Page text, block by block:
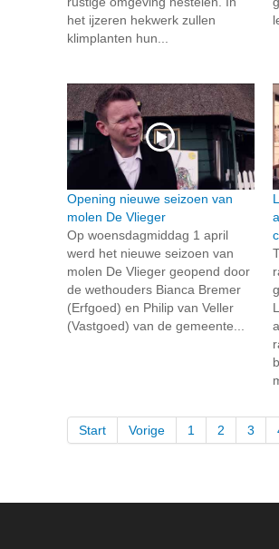
het ijzeren hekwerk zullen
klimplanten hun...
Opening nieuwe seizoen van
molen De Vlieger
Op woensdagmiddag 1 april
werd het nieuwe seizoen van
molen De Vlieger geopend door
de wethouders Bianca Bremer
(Erfgoed) en Philip van Veller
(Vastgoed) van de gemeente...
Start Vorige 1 2 3